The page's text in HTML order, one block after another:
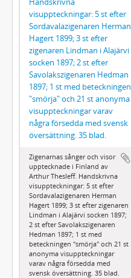
visuppteckningar: 5 st efter
Sordavalazigenaren Herman
Hagert 1899; 3 st efter
zigenaren Lindman i Alajärvi
socken 1897; 2 st efter
Savolakszigenaren Hedman
1897; 1 st med beteckningen
"smörja" och 21 st anonyma
visuppteckningar varav
några försedda med svensk
översättning. 35 blad.
Zigenarnas sånger och visor
upptecknade i Finland av
Arthur Thesleff. Handskrivna
visuppteckningar: 5 st efter
Sordavalazigenaren Herman
Hagert 1899; 3 st efter zigenaren
Lindman i Alajärvi socken 1897;
2 st efter Savolakszigenaren
Hedman 1897; 1 st med
beteckningen "smörja" och 21 st
anonyma visuppteckningar
varav några försedda med
svensk översättning. 35 blad.